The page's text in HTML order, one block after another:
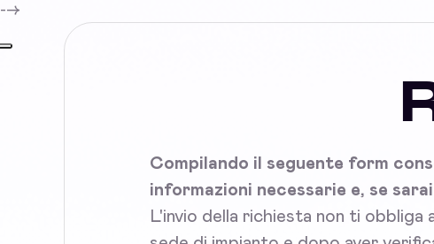
-->
Compilando il seguente form
informazioni necessarie e, se
L'invio della richiesta non ti